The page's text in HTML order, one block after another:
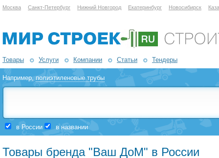
Москва Санкт-Петербург Нижний Новгород Екатеринбург Новосибирск
Товары Услуги Компании Статьи Тендеры
Например,полиэтиленовые трубы
в России в названии
Товары бренда "Ваш ДоМ" в России